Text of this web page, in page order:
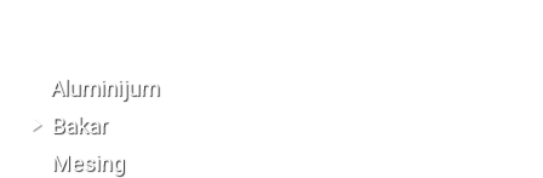
Aluminijum
Bakar
Mesing